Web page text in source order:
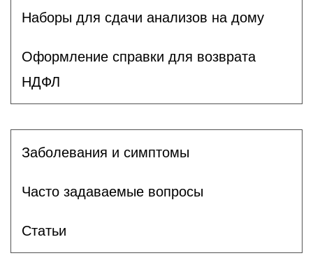
Наборы для сдачи анализов на дому
Оформление справки для возврата
НДФЛ
Заболевания и симптомы
Часто задаваемые вопросы
Статьи